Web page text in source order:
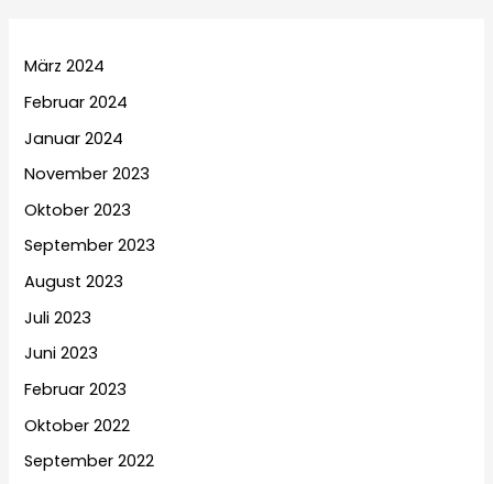
März 2024
Februar 2024
Januar 2024
November 2023
Oktober 2023
September 2023
August 2023
Juli 2023
Juni 2023
Februar 2023
Oktober 2022
September 2022